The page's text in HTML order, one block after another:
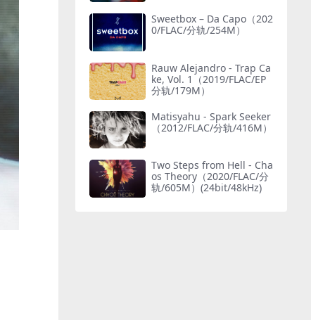
Sweetbox – Da Capo（202
0/FLAC/分轨/254M）
Rauw Alejandro - Trap Ca
ke, Vol. 1（2019/FLAC/EP
分轨/179M）
Matisyahu - Spark Seeker
（2012/FLAC/分轨/416M）
Two Steps from Hell - Cha
os Theory（2020/FLAC/分
轨/605M）(24bit/48kHz)